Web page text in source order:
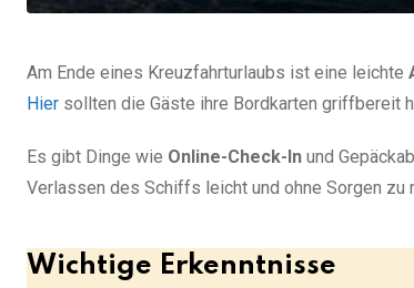
Am Ende eines Kreuzfahrturlaubs ist eine leichte
Hier sollten die Gäste ihre Bordkarten griffbereit
Es gibt Dinge wie Online-Check-In und
Verlassen des Schiffs leicht und ohne Sorgen zu
Wichtige Erkenntnisse